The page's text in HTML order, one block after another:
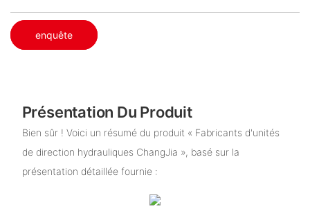
enquête
Présentation Du Produit
Bien sûr ! Voici un résumé du produit « Fabricants d'unités
de direction hydrauliques ChangJia », basé sur la
présentation détaillée fournie :